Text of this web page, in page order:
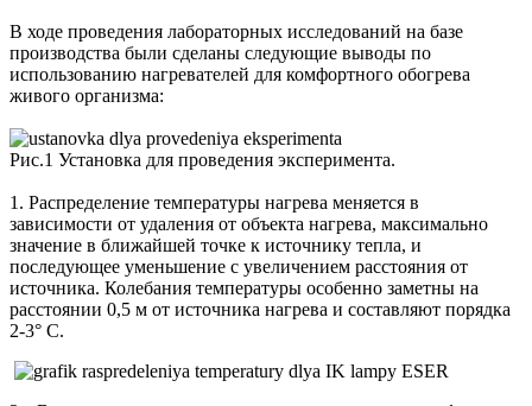
В ходе проведения лабораторных исследований на базе
производства были сделаны следующие выводы по
использованию нагревателей для комфортного обогрева
живого организма:
Рис.1 Установка для проведения эксперимента.
1. Распределение температуры нагрева меняется в
зависимости от удаления от объекта нагрева, максимально
значение в ближайшей точке к источнику тепла, и
последующее уменьшение с увеличением расстояния от
источника. Колебания температуры особенно заметны на
расстоянии 0,5 м от источника нагрева и составляют порядка
2-3° C.